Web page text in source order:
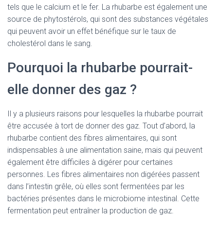
tels que le calcium et le fer. La rhubarbe est également une
source de phytostérols, qui sont des substances végétales
qui peuvent avoir un effet bénéfique sur le taux de
cholestérol dans le sang.
Pourquoi la rhubarbe pourrait-
elle donner des gaz ?
Il y a plusieurs raisons pour lesquelles la rhubarbe pourrait
être accusée à tort de donner des gaz. Tout d’abord, la
rhubarbe contient des fibres alimentaires, qui sont
indispensables à une alimentation saine, mais qui peuvent
également être difficiles à digérer pour certaines
personnes. Les fibres alimentaires non digérées passent
dans l’intestin grêle, où elles sont fermentées par les
bactéries présentes dans le microbiome intestinal. Cette
fermentation peut entraîner la production de gaz.